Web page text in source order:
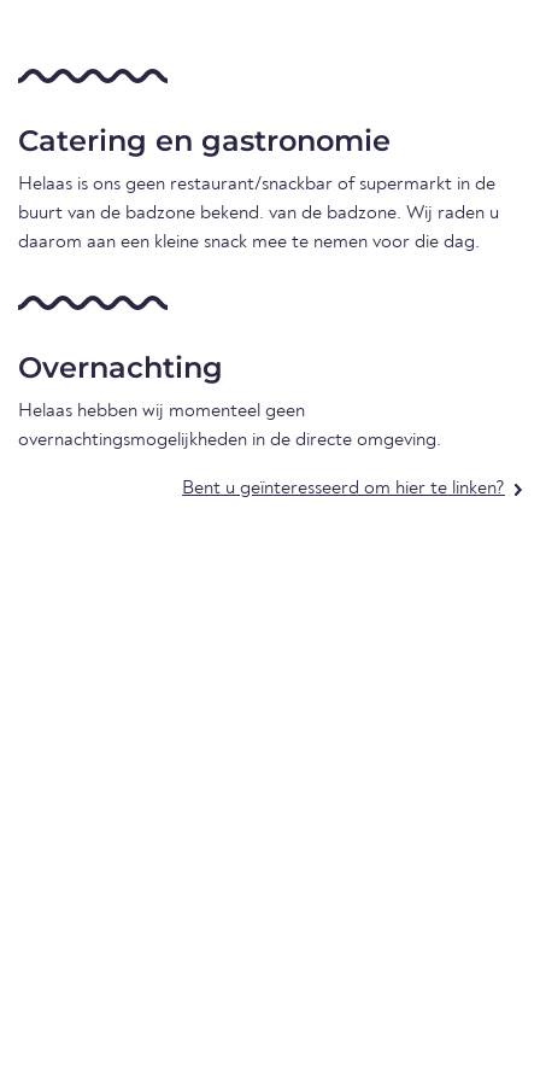
Catering en gastronomie
Helaas is ons geen restaurant/snackbar of supermarkt in de
buurt van de badzone bekend. van de badzone. Wij raden u
daarom aan een kleine snack mee te nemen voor die dag.
Overnachting
Helaas hebben wij momenteel geen
overnachtingsmogelijkheden in de directe omgeving.
Bent u geïnteresseerd om hier te linken?